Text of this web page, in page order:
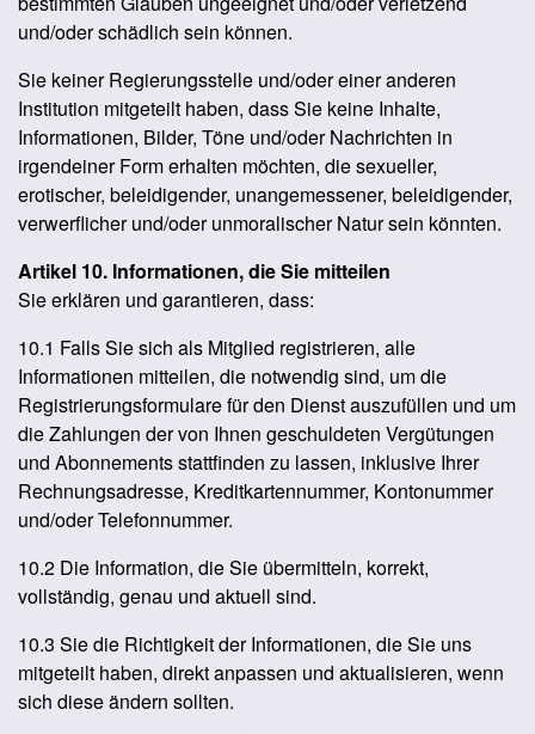
und/oder schädlich sein können.
Sie keiner Regierungsstelle und/oder einer anderen
Institution mitgeteilt haben, dass Sie keine Inhalte,
Informationen, Bilder, Töne und/oder Nachrichten in
irgendeiner Form erhalten möchten, die sexueller,
erotischer, beleidigender, unangemessener, beleidigender,
verwerflicher und/oder unmoralischer Natur sein könnten.
Artikel 10. Informationen, die Sie mitteilen
Sie erklären und garantieren, dass:
10.1 Falls Sie sich als Mitglied registrieren, alle
Informationen mitteilen, die notwendig sind, um die
Registrierungsformulare für den Dienst auszufüllen und um
die Zahlungen der von Ihnen geschuldeten Vergütungen
und Abonnements stattfinden zu lassen, inklusive Ihrer
Rechnungsadresse, Kreditkartennummer, Kontonummer
und/oder Telefonnummer.
10.2 Die Information, die Sie übermitteln, korrekt,
vollständig, genau und aktuell sind.
10.3 Sie die Richtigkeit der Informationen, die Sie uns
mitgeteilt haben, direkt anpassen und aktualisieren, wenn
sich diese ändern sollten.